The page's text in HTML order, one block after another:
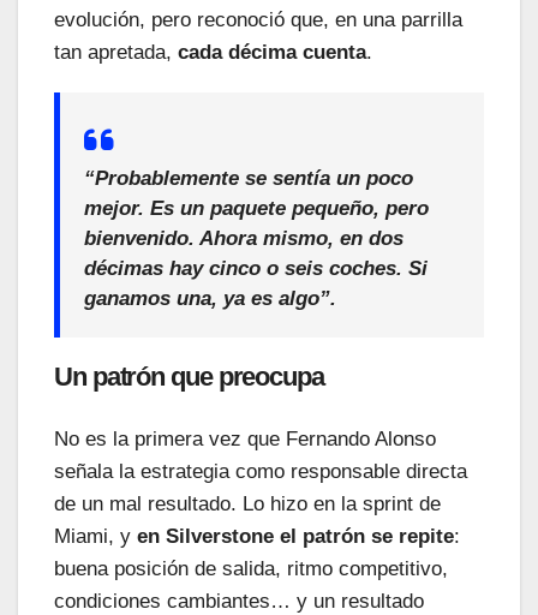
evolución, pero reconoció que, en una parrilla
tan apretada, cada décima cuenta.
“Probablemente se sentía un poco
mejor. Es un paquete pequeño, pero
bienvenido. Ahora mismo, en dos
décimas hay cinco o seis coches. Si
ganamos una, ya es algo”.
Un patrón que preocupa
No es la primera vez que Fernando Alonso
señala la estrategia como responsable directa
de un mal resultado. Lo hizo en la sprint de
Miami, y en Silverstone el patrón se repite:
buena posición de salida, ritmo competitivo,
condiciones cambiantes… y un resultado